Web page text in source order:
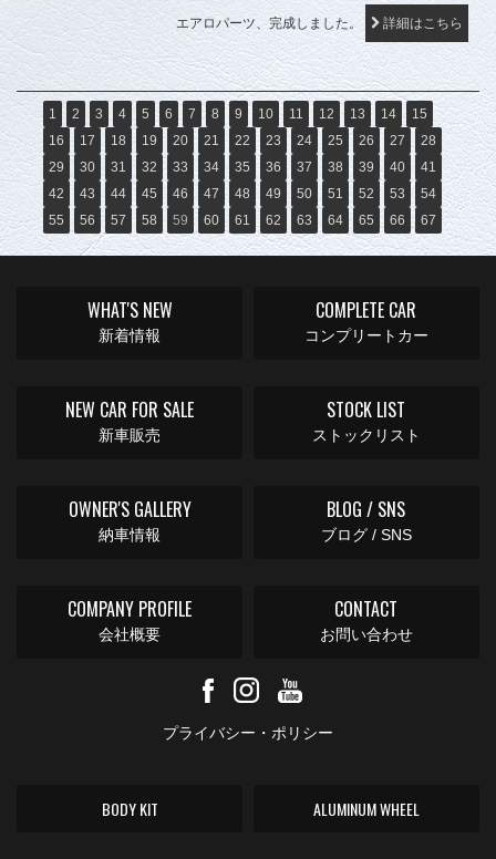
エアロパーツ、完成しました。 詳細はこちら
1 2 3 4 5 6 7 8 9 10 11 12 13 14
15
16
17 18 19 20 21 22 23 24 25 26 27
28
29
30 31 32 33 34 35 36 37 38 39 40
41
42
43 44 45 46 47 48 49 50 51 52 53
54
55
56 57 58 59 60 61 62 63 64 65 66 67
WHAT'S NEW
新着情報
COMPLETE CAR
コンプリートカー
NEW CAR FOR SALE
新車販売
STOCK LIST
ストックリスト
OWNER'S GALLERY
納車情報
BLOG / SNS
ブログ / SNS
COMPANY PROFILE
会社概要
CONTACT
お問い合わせ
プライバシー・ポリシー
BODY KIT ALUMINUM WHEEL